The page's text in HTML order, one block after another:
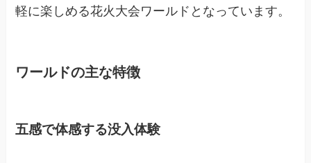
軽に楽しめる花火大会ワールドとなっています。
ワールドの主な特徴
五感で体感する没入体験